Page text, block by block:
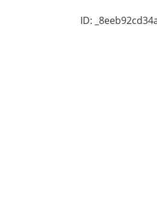
ID: